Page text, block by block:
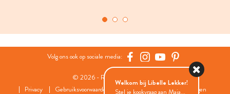
Volg ons ook op sociale media:
© 2026 - Roularta Media Group
Privacy
Gebruiksvoorwaarden Cookies Cookies instellingen
Welkom bij Libelle Lekker!
Stel je kookvraag aan Maia...